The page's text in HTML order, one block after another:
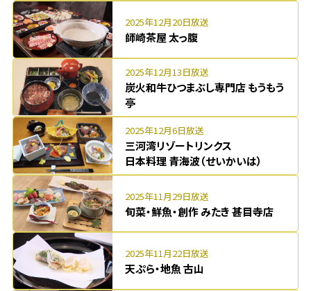
2025年12月20日放送
師崎茶屋 太っ腹
2025年12月13日放送
炭火和牛ひつまぶし専門店 もうもう
亭
2025年12月6日放送
三河湾リゾートリンクス
日本料理 青海波（せいかいは）
2025年11月29日放送
旬菜・鮮魚・創作 みたき 甚目寺店
2025年11月22日放送
天ぷら・地魚 古山